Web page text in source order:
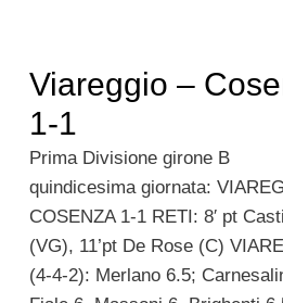
Viareggio –
1-1
Prima Divisione girone B
quindicesima giornata:
COSENZA 1-1 RETI: 8′ pt
(VG), 11’pt De Rose (C)
(4-4-2): Merlano 6.5;